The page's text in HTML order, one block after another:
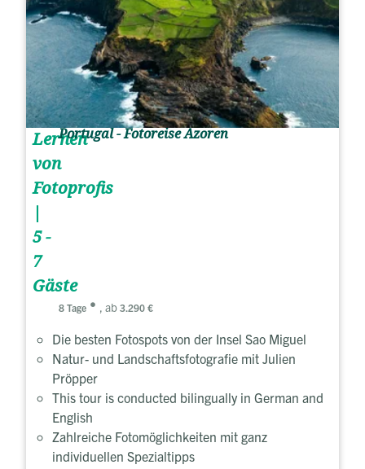
Lernen
von
Fotoprofis
|
5 -
7
Gäste
Portugal - Fotoreise Azoren
8 Tage , ab 3.290 €
Die besten Fotospots von der Insel Sao Miguel
Natur- und Landschaftsfotografie mit Julien
Pröpper
This tour is conducted bilingually in German and
English
Zahlreiche Fotomöglichkeiten mit ganz
individuellen Spezialtipps